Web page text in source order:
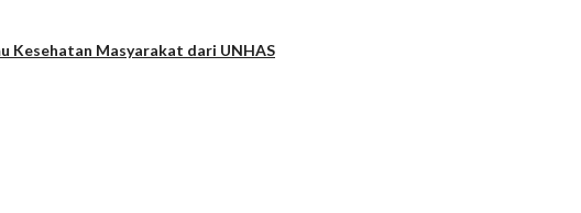
Kesehatan Masyarakat dari UNHAS